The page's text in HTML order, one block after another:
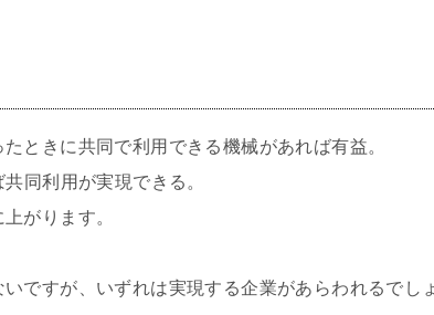
ときに共同で利用できる機械があれば有益。
同利用が実現できる。
がります。
ですが、いずれは実現する企業があらわれるでし